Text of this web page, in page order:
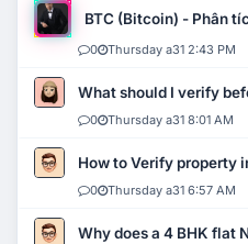
BTC (Bitcoin) - Phân
0 Thursday a31 2:43 PM
What should I verify
0 Thursday a31 8:01 AM
How to Verify property
0 Thursday a31 6:57 AM
Why does a 4 BHK flat